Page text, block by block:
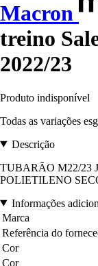
Macron
treino
2022/23
Produto indisponível
Todas as variações
Descrição
TUBARÃO M22/23
POLIETILENO
Informações
Marca
Referência do
Cor
Cor